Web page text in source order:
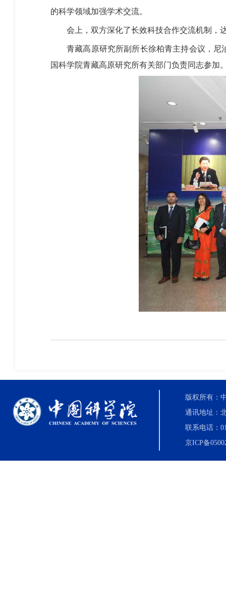
的科学领域加强学术交流。
会上，双方深化了长效科技合作交流机制，达
青藏高原研究所副所长徐柏青主持会议，尼
国科学院青藏高原研究所有关部门负责同志参加
版权所有：
通讯地址：
联系电话：
京ICP备